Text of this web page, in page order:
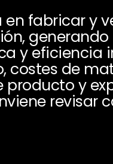
en fabricar y
generando
y eficiencia
de
y
revisar